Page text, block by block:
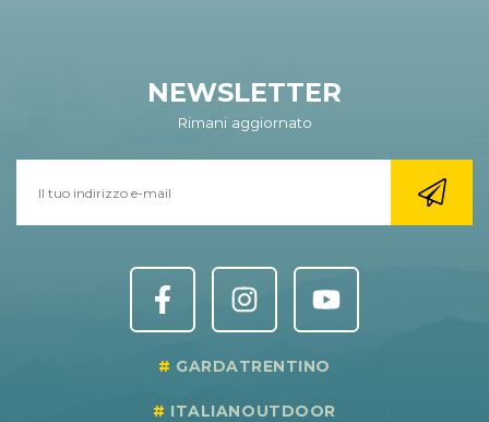
NEWSLETTER
Rimani aggiornato
GARDATRENTINO
ITALIANOUTDOOR